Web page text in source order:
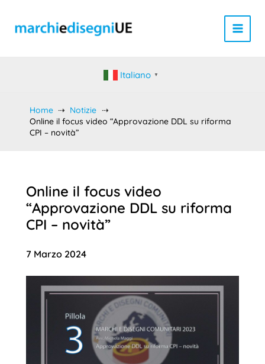
contenuto
Italiano ▼
Home
Notizie
Online il focus video “Approvazione DDL su riforma
CPI – novità”
Online il focus video
“Approvazione DDL su riforma
CPI – novità”
7 Marzo 2024